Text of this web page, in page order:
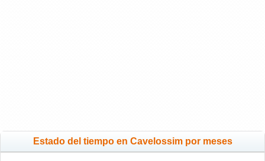
Estado del tiempo en Cavelossim por meses